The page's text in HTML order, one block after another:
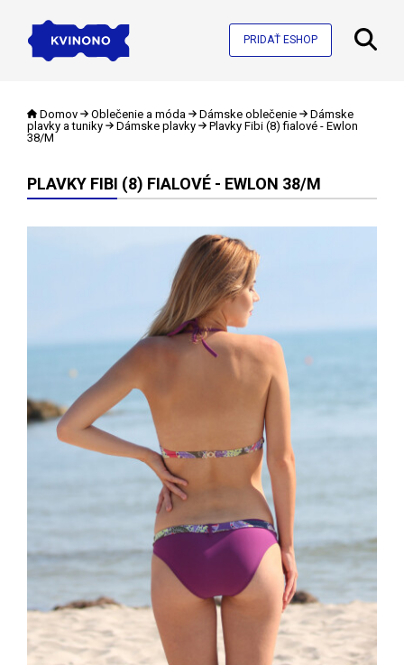
PRIDAŤ ESHOP
Domov Oblečenie a móda Dámske oblečenie
Dámske
plavky a tuniky
Dámske plavky
Plavky Fibi (8) fialové - Ewlon
38/M
PLAVKY FIBI (8) FIALOVÉ - EWLON 38/M